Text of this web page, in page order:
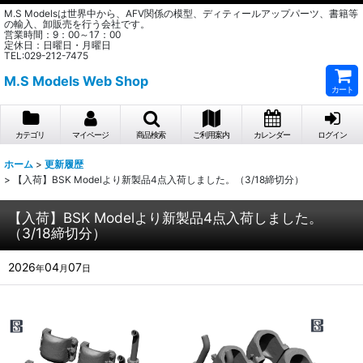
M.S Modelsは世界中から、AFV関係の模型、ディティールアップパーツ、書籍等
の輸入、卸販売を行う会社です。
営業時間：9：00～17：00
定休日：日曜日・月曜日
TEL:029-212-7475
M.S Models Web Shop
カート
カテゴリ マイページ 商品検索 ご利用案内 カレンダー ログイン
ホーム > 更新履歴
>
【入荷】BSK Modelより新製品4点入荷しました。（3/18締切分）
【入荷】BSK Modelより新製品4点入荷しました。
（3/18締切分）
2026年04月07日